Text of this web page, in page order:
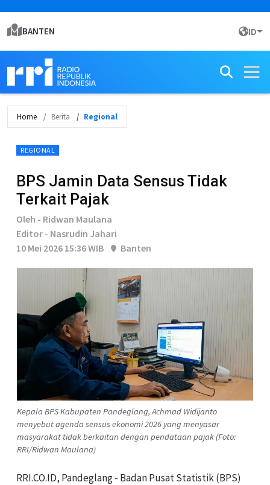
BANTEN ID
Home Berita Regional
REGIONAL
BPS Jamin Data Sensus Tidak
Terkait Pajak
Oleh - Ridwan Maulana
Editor - Nasrudin Jahari
10 Mei 2026 15:36 WIB
Banten
Kepala BPS Kabupaten Pandeglang, Achmad Widijanto
menyebut agenda sensus ekonomi 2026 yang menyasar
masyarakat tidak berkaitan dengan pendataan pajak (Foto:
RRI/Ridwan Maulana)
RRI.CO.ID, Pandeglang - Badan Pusat Statistik (BPS)